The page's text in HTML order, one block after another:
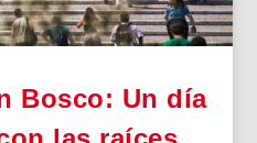
Bosco: Un día